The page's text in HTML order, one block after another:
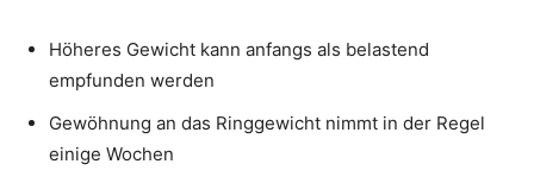
Höheres Gewicht kann anfangs als belastend
empfunden werden
Gewöhnung an das Ringgewicht nimmt in der Regel
einige Wochen